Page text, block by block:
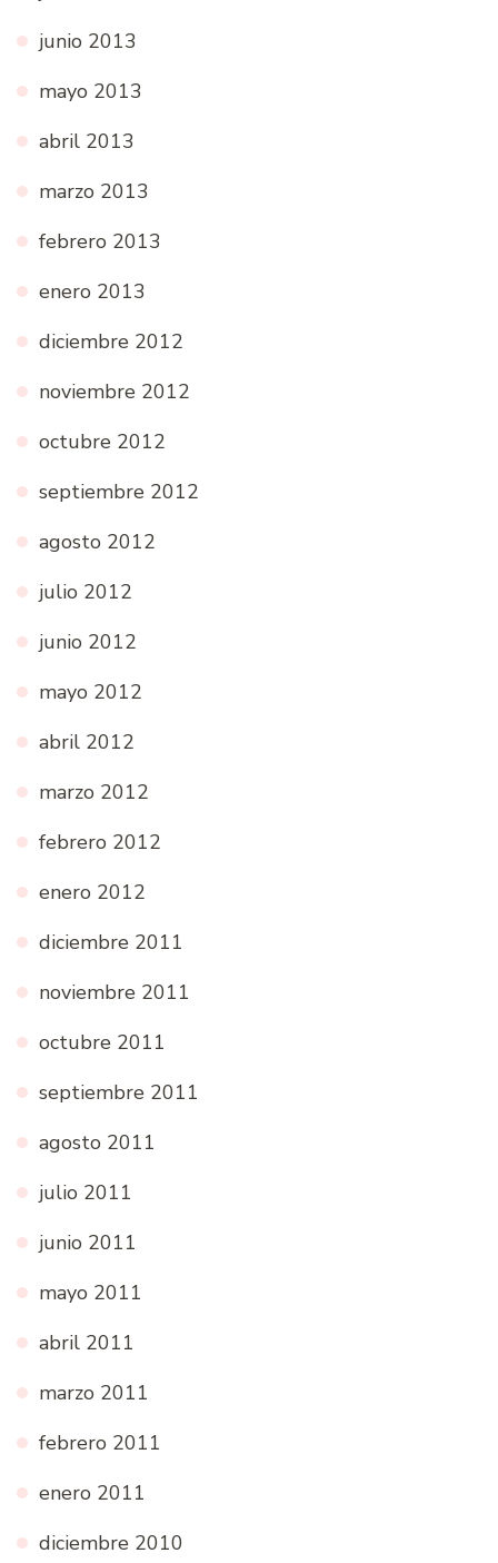
junio 2013
mayo 2013
abril 2013
marzo 2013
febrero 2013
enero 2013
diciembre 2012
noviembre 2012
octubre 2012
septiembre 2012
agosto 2012
julio 2012
junio 2012
mayo 2012
abril 2012
marzo 2012
febrero 2012
enero 2012
diciembre 2011
noviembre 2011
octubre 2011
septiembre 2011
agosto 2011
julio 2011
junio 2011
mayo 2011
abril 2011
marzo 2011
febrero 2011
enero 2011
diciembre 2010